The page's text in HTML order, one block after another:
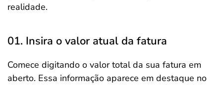
realidade.
01. Insira o valor atual da fatura
Comece digitando o valor total da sua fatura em
aberto. Essa informação aparece em destaque no